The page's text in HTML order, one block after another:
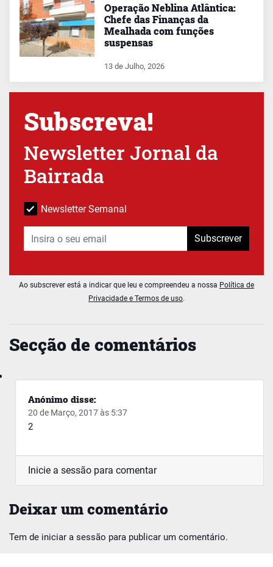
Secção de comentários
Anónimo disse:
20 de Março, 2017 às 5:37
2
Inicie a sessão para comentar
Deixar um comentário
Tem de iniciar a sessão para publicar um comentário.
Operação Neblina Atlântica:
Chefe das Finanças da
Mealhada com funções
suspensas
13 de Julho, 2026
Subscreva!
Newsletter Jornal da
Bairrada
Newsletter Semanal
Subscrever
Ao subscrever está a indicar que leu e compreendeu a nossa Política de
Privacidade e Termos de uso.